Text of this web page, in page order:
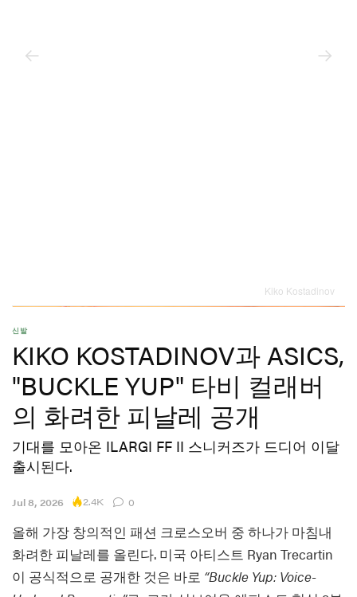
Kiko Kostadinov
신발
KIKO KOSTADINOV과 ASICS,
"BUCKLE YUP" 타비 컬래버
의 화려한 피날레 공개
기대를 모아온 ILARGI FF II 스니커즈가 드디어 이달
출시된다.
Jul 8, 2026 2.4K 0
올해 가장 창의적인 패션 크로스오버 중 하나가 마침내
화려한 피날레를 올린다. 미국 아티스트 Ryan Trecartin
이 공식적으로 공개한 것은 바로 “Buckle Yup: Voice-